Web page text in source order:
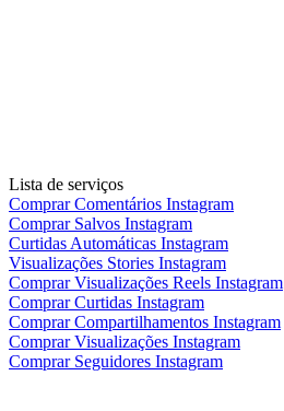
Lista de serviços
Comprar Comentários Instagram
Comprar Salvos Instagram
Curtidas Automáticas Instagram
Visualizações Stories Instagram
Comprar Visualizações Reels Instagram
Comprar Curtidas Instagram
Comprar Compartilhamentos Instagram
Comprar Visualizações Instagram
Comprar Seguidores Instagram